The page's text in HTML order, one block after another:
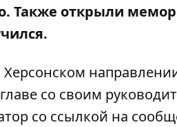
Также открыли
со своим
со ссылкой на